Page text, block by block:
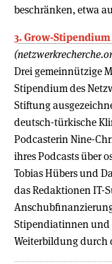
beschränken, etwa
3. Grow-
Drei gemeinnützige
Stipendium des
Stiftung
deutsch-türkische
Podcasterin Nine-
ihres Podcasts über
Tobias Hübers und
das Redaktionen IT-
Stipendiatinnen und
Weiterbildung durch